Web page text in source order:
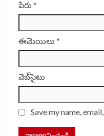
పేరు *
ఈమెయిలు *
వెబ్‌సైటు
Save my name,